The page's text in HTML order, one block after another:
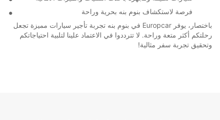
فرصة لاستكشاف بنوم بنه بحرية وراحة
باختصار، يوفر Europcar في بنوم بنه تجربة تأجير سيارات مميزة تجعل
رحلتكم أكثر متعة وراحة. لا تترددوا في الاعتماد علينا لتلبية احتياجاتكم
وتحقيق تجربة سفر مثالية!